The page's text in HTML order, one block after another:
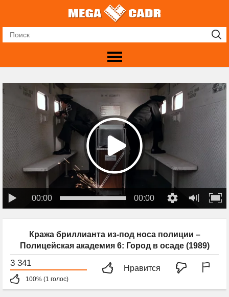
00:00 00:00
Кража бриллианта из-под носа полиции –
Полицейская академия 6: Город в осаде (1989)
3 341
100% (1 голос)
Нравится